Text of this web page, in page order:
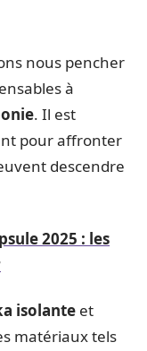
nous pencher
à
. Il est
pour affronter
descendre
2025 : les
isolante et
matériaux tels